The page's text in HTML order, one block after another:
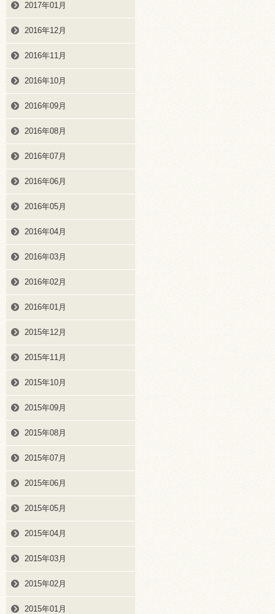
2017年01月
2016年12月
2016年11月
2016年10月
2016年09月
2016年08月
2016年07月
2016年06月
2016年05月
2016年04月
2016年03月
2016年02月
2016年01月
2015年12月
2015年11月
2015年10月
2015年09月
2015年08月
2015年07月
2015年06月
2015年05月
2015年04月
2015年03月
2015年02月
2015年01月